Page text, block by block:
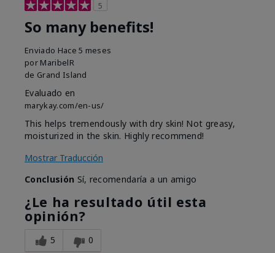
5
So many benefits!
Enviado Hace 5 meses
por MaribelR
de Grand Island
Evaluado en
marykay.com/en-us/
This helps tremendously with dry skin! Not greasy,
moisturized in the skin. Highly recommend!
Mostrar Traducción
Conclusión Sí, recomendaría a un amigo
¿Le ha resultado útil esta
opinión?
5 0